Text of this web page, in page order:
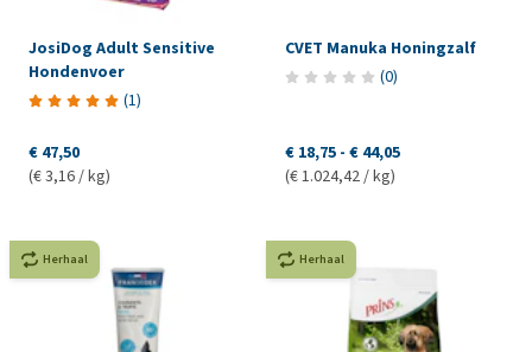
JosiDog Adult Sensitive
Hondenvoer
(1)
€ 47,50
(€ 3,16 / kg)
CVET Manuka Honingzalf
(0)
€ 18,75 - € 44,05
(€ 1.024,42 / kg)
Herhaal Herhaal